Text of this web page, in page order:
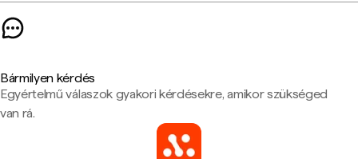
Bármilyen kérdés
Egyértelmű válaszok gyakori kérdésekre, amikor szükséged
van rá.